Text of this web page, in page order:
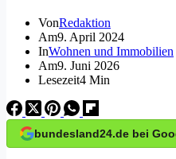
VonRedaktion
Am9. April 2024
InWohnen und Immobilien
Am9. Juni 2026
Lesezeit4 Min
bundesland24.de bei